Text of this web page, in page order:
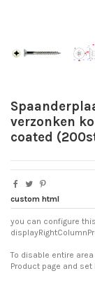
verzonken
coated
custom html
you can configure
To disable entire
Product page and